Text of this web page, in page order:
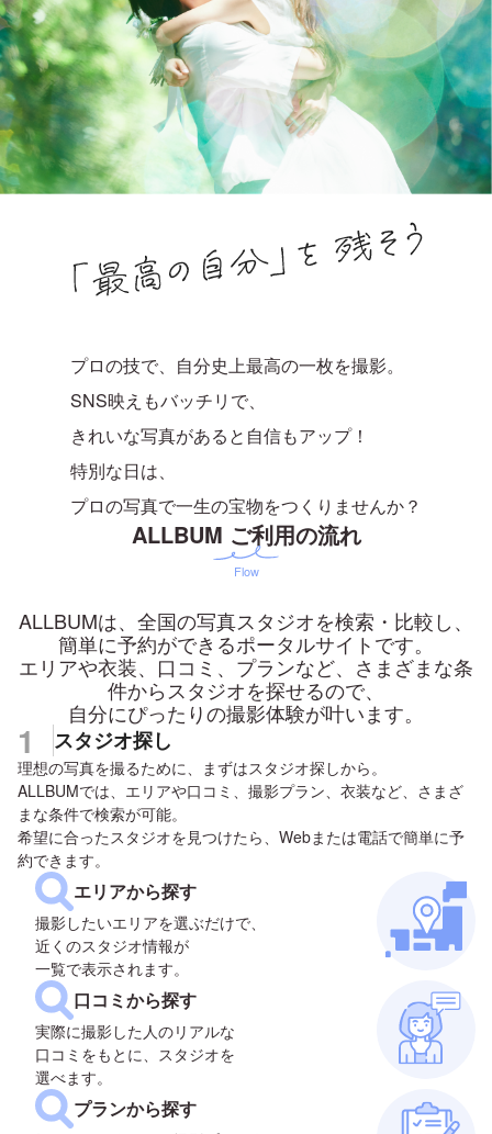
プロの技で、自分史上最高の一枚を撮影。
SNS映えもバッチリで、
きれいな写真があると自信もアップ！
特別な日は、
プロの写真で一生の宝物をつくりませんか？
ALLBUM ご利用の流れ
Flow
ALLBUMは、全国の写真スタジオを検索・比較し、
簡単に予約ができるポータルサイトです。
エリアや衣装、口コミ、プランなど、さまざまな条
件からスタジオを探せるので、
自分にぴったりの撮影体験が叶います。
1 スタジオ探し
理想の写真を撮るために、まずはスタジオ探しから。
ALLBUMでは、エリアや口コミ、撮影プラン、衣装など、さまざ
まな条件で検索が可能。
希望に合ったスタジオを見つけたら、Webまたは電話で簡単に予
約できます。
エリアから探す
撮影したいエリアを選ぶだけで、
近くのスタジオ情報が
一覧で表示されます。
口コミから探す
実際に撮影した人のリアルな
口コミをもとに、スタジオを
選べます。
プランから探す